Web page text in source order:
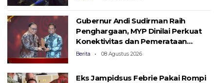
Gubernur Andi Sudirman Raih
Penghargaan, MYP Dinilai Perkuat
Konektivitas dan Pemerataan
Pembangunan
Berita 08 Agustus 2026
Eks Jampidsus Febrie Pakai Rompi